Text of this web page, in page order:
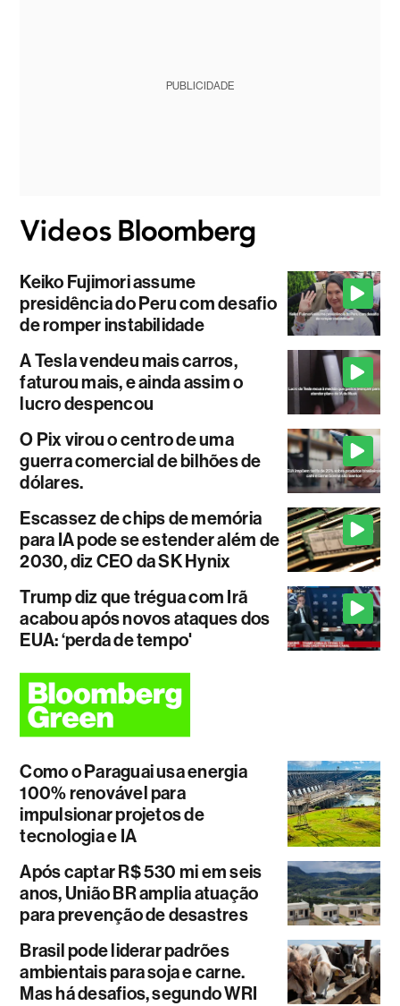
PUBLICIDADE
Keiko Fujimori assume
presidência do Peru com desafio
de romper instabilidade
A Tesla vendeu mais carros,
faturou mais, e ainda assim o
lucro despencou
O Pix virou o centro de uma
guerra comercial de bilhões de
dólares.
Escassez de chips de memória
para IA pode se estender além de
2030, diz CEO da SK Hynix
Trump diz que trégua com Irã
acabou após novos ataques dos
EUA: ‘perda de tempo'
Como o Paraguai usa energia
100% renovável para
impulsionar projetos de
tecnologia e IA
Após captar R$ 530 mi em seis
anos, União BR amplia atuação
para prevenção de desastres
Brasil pode liderar padrões
ambientais para soja e carne.
Mas há desafios, segundo WRI